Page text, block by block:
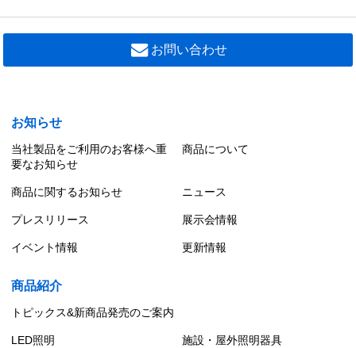
お問い合わせ
お知らせ
当社製品をご利用のお客様へ重
要なお知らせ
商品について
商品に関するお知らせ ニュース
プレスリリース 展示会情報
イベント情報 更新情報
商品紹介
トピックス&新商品発売のご案内
LED照明 施設・屋外照明器具